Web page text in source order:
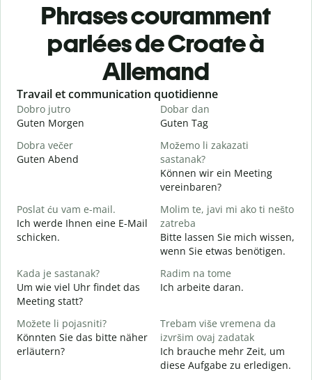
Phrases couramment
parlées de Croate à
Allemand
Slide 1 of 6
Travail et communication quotidienne
Dobro jutro
Guten Morgen
Dobar dan
Guten Tag
Dobra večer
Guten Abend
Možemo li zakazati
sastanak?
Können wir ein Meeting
vereinbaren?
Poslat ću vam e-mail.
Ich werde Ihnen eine E-Mail
schicken.
Molim te, javi mi ako ti nešto
zatreba
Bitte lassen Sie mich wissen,
wenn Sie etwas benötigen.
Kada je sastanak?
Um wie viel Uhr findet das
Meeting statt?
Radim na tome
Ich arbeite daran.
Možete li pojasniti?
Könnten Sie das bitte näher
erläutern?
Trebam više vremena da
izvršim ovaj zadatak
Ich brauche mehr Zeit, um
diese Aufgabe zu erledigen.